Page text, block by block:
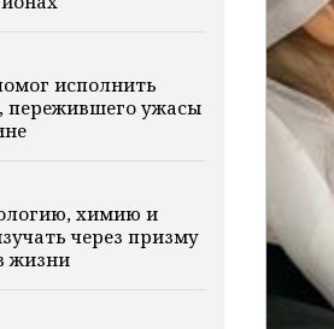
исполнить
пережившего ужасы
химию и
через призму
жизни